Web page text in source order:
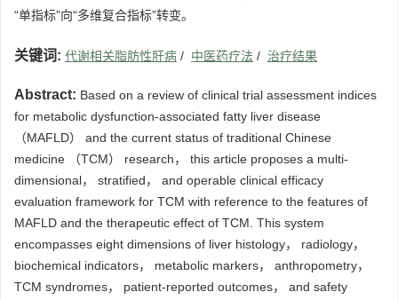
“单指标”向“多维复合指标”转变。
关键词: 代谢相关脂肪性肝病 / 中医药疗法 / 治疗结果
Abstract: Based on a review of clinical trial assessment indices
for metabolic dysfunction-associated fatty liver disease
（MAFLD） and the current status of traditional Chinese
medicine （TCM） research， this article proposes a multi-
dimensional， stratified， and operable clinical efficacy
evaluation framework for TCM with reference to the features of
MAFLD and the therapeutic effect of TCM. This system
encompasses eight dimensions of liver histology， radiology，
biochemical indicators， metabolic markers， anthropometry，
TCM syndromes， patient-reported outcomes， and safety